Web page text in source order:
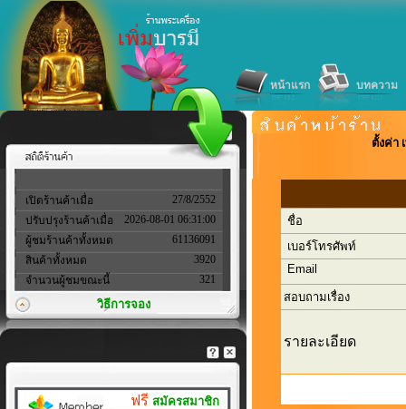
หน้าแรก บทความ
เปิดร้านค้าเมื่อ
27/8/2552
ปรับปรุงร้านค้าเมื่อ
2026-08-01 06:31:00
ผู้ชมร้านค้าทั้งหมด
61136091
สินค้าทั้งหมด
3920
จำนวนผู้ชมขณะนี้
321
วิธีการจอง
ฟรี สมัครสมาชิก
ตั้งค่า
ชื่อ
เบอร์โทรศัพท์
Email
สอบถามเรื่อง
รายละเอียด